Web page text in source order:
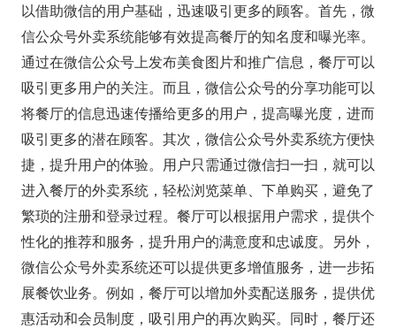
以借助微信的用户基础，迅速吸引更多的顾客。首先，微
信公众号外卖系统能够有效提高餐厅的知名度和曝光率。
通过在微信公众号上发布美食图片和推广信息，餐厅可以
吸引更多用户的关注。而且，微信公众号的分享功能可以
将餐厅的信息迅速传播给更多的用户，提高曝光度，进而
吸引更多的潜在顾客。其次，微信公众号外卖系统方便快
捷，提升用户的体验。用户只需通过微信扫一扫，就可以
进入餐厅的外卖系统，轻松浏览菜单、下单购买，避免了
繁琐的注册和登录过程。餐厅可以根据用户需求，提供个
性化的推荐和服务，提升用户的满意度和忠诚度。另外，
微信公众号外卖系统还可以提供更多增值服务，进一步拓
展餐饮业务。例如，餐厅可以增加外卖配送服务，提供优
惠活动和会员制度，吸引用户的再次购买。同时，餐厅还